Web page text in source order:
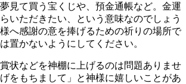
見て買う宝くじや、預金通帳など。金運
いただきたい、という意味なのでしょう
へ感謝の意を捧げるための祈りの場所で
置かないようにしてください。
状などを神棚に上げるのは問題ありませ
をもちまして」と神様に嬉しいことがあ